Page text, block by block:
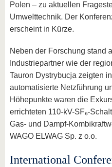
Polen – zu aktuellen
Umwelttechnik. Der
erscheint in Kürze.
Neben der Forschung stand
Industriepartner wie der
Tauron Dystrybucja zeigten
automatisierte Netzführung
Höhepunkte waren die
errichteten 110-kV-SF₆-
Gas- und Dampf-
WAGO ELWAG Sp. z o.o.
International